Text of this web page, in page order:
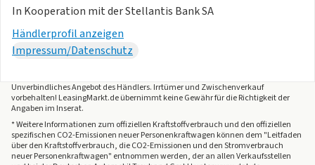
In Kooperation mit der Stellantis Bank SA
Händlerprofil anzeigen
Impressum/Datenschutz
Unverbindliches Angebot desHändlers. Irrtümer und Zwischenverkauf
vorbehalten! LeasingMarkt.de übernimmt keine Gewähr für die Richtigkeit der
Angaben im Inserat.
* Weitere Informationen zum offiziellen Kraftstoffverbrauch und den offiziellen
spezifischen CO2-Emissionen neuer Personenkraftwagen können dem "Leitfaden
über den Kraftstoffverbrauch, die CO2-Emissionen und den Stromverbrauch
neuer Personenkraftwagen" entnommen werden, der an allen Verkaufsstellen